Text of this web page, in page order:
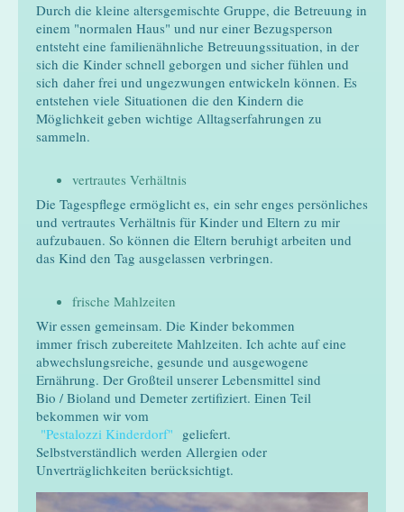
Durch die kleine altersgemischte Gruppe, die Betreuung in
einem "normalen Haus" und nur einer Bezugsperson
entsteht eine familienähnliche Betreuungssituation, in der
sich die Kinder schnell geborgen und sicher fühlen und
sich daher frei und ungezwungen entwickeln können. Es
entstehen viele Situationen die den Kindern die
Möglichkeit geben wichtige Alltagserfahrungen zu
sammeln.
vertrautes Verhältnis
Die Tagespflege ermöglicht es, ein sehr enges persönliches
und vertrautes Verhältnis für Kinder und Eltern zu mir
aufzubauen. So können die Eltern beruhigt arbeiten und
das Kind den Tag ausgelassen verbringen.
frische Mahlzeiten
Wir essen gemeinsam. Die Kinder bekommen
immer frisch zubereitete Mahlzeiten. Ich achte auf eine
abwechslungsreiche, gesunde und ausgewogene
Ernährung. Der Großteil unserer Lebensmittel sind
Bio / Bioland und Demeter zertifiziert. Einen Teil
bekommen wir vom
"Pestalozzi Kinderdorf" geliefert.
Selbstverständlich werden Allergien oder
Unverträglichkeiten berücksichtigt.